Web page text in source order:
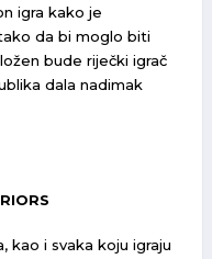
igra kako je
da bi moglo biti
bude riječki igrač
dala nadimak
kao i svaka koju igraju